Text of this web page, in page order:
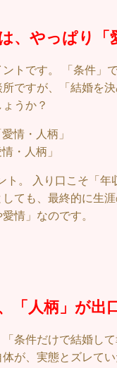
、やっぱり「
トです。 「条件」
ですが、「結婚を
うか？
情・人柄」
・人柄」
ト。 入り口こそ「年
ても、最終的に生
情」なのです。
「人柄」が出
条件だけで結婚し
が、実態とズレて